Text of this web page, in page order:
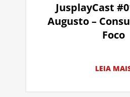
JusplayCast
Augusto –
Foco
LEIA